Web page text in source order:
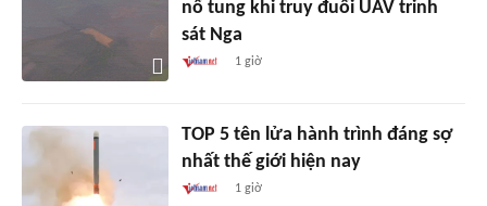
nổ tung khi truy đuổi UAV trinh
sát Nga
1 giờ
TOP 5 tên lửa hành trình đáng sợ
nhất thế giới hiện nay
1 giờ